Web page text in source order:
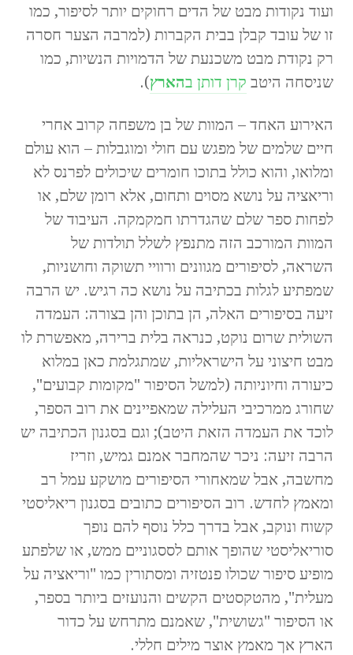
ועוד נקודות מבט של הדים רחוקים יותר לסיפור, כמו
זו של עובד קבלן בבית הקברות (למרבה הצער חסרה
רק נקודת מבט משכנעת של הדמויות הנשיות, כמו
שניסחה היטב קרן דותן בהארץ).
האירוע האחד – המוות של בן משפחה קרוב אחרי
חיים שלמים של מפגש עם חולי ומוגבלות – הוא עולם
ומלואו, והוא כולל בתוכו חומרים שיכולים לפרנס לא
וריאציה על נושא מסוים ותחום, אלא רומן שלם, או
לפחות ספר שלם שהגדרתו חמקמקה. העיבוד של
המוות המורכב הזה מתנפץ לשלל תולדות של
השראה, לסיפורים מגוונים ורוויי תשוקה וחושניות,
שמפתיע לגלות בכתיבה על נושא כה רגיש. יש הרבה
זיעה בסיפורים האלה, הן בתוכן והן בצורה: העמדה
השולית שרום נוקט, כנראה בלית ברירה, מאפשרת לו
מבט חיצוני על הישראליות, שמתגלמת כאן במלוא
כיעורה וחיוניותה (למשל הסיפור "מקומות קבועים",
שחורג ממרכיבי העלילה שמאפיינים את רוב הספר,
לוכד את העמדה הזאת היטב); וגם בסגנון הכתיבה יש
הרבה זיעה: ניכר שהמחבר אמנם גמיש, וזריז
מחשבה, אבל שמאחורי הסיפורים מושקע עמל רב
ומאמץ לחדש. רוב הסיפורים כתובים בסגנון ריאליסטי
קשוח ונוקב, אבל בדרך כלל נוסף להם נופך
סוריאליסטי שהופך אותם לססגוניים ממש, או שלפתע
מופיע סיפור שכולו פנטזיה ומסתורין כמו "וריאציה על
מעלית", מהטקסטים הקשים והנועזים ביותר בספר,
או הסיפור "גשושית", שאמנם מתרחש על כדור
הארץ אך מאמץ אוצר מילים חללי.